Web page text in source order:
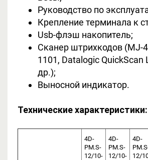
Руководство по
Крепление терминала к
Usb-флэш накопитель;
Сканер штрихкодов (MJ-
1101, Datalogic QuickScan
др.);
Выносной индикатор.
Технические характеристики:
4D-
PM.S-
12/10-
4D-
PM.S-
12/10-
4D-
12/